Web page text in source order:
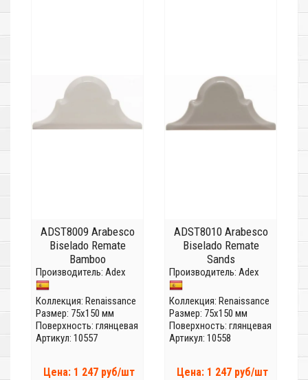
ADST8009 Arabesco
Biselado Remate
Bamboo
Производитель: Adex
Коллекция: Renaissance
Размер: 75x150 мм
Поверхность: глянцевая
Артикул: 10557
Цена: 1 247 руб/шт
ADST8010 Arabesco
Biselado Remate
Sands
Производитель: Adex
Коллекция: Renaissance
Размер: 75x150 мм
Поверхность: глянцевая
Артикул: 10558
Цена: 1 247 руб/шт